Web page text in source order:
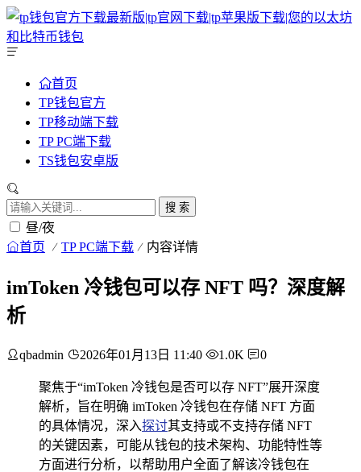
首页
TP钱包官方
TP移动端下载
TP PC端下载
TS钱包安卓版
搜 索
昼/夜
首页 TP PC端下载 内容详情
imToken 冷钱包可以存 NFT 吗？深度解
析
qbadmin 2026年01月13日 11:40 1.0K 0
聚焦于“imToken 冷钱包是否可以存 NFT”展开深度
解析，旨在明确 imToken 冷钱包在存储 NFT 方面
的具体情况，深入探讨其支持或不支持存储 NFT
的关键因素，可能从钱包的技术架构、功能特性等
方面进行分析，以帮助用户全面了解该冷钱包在